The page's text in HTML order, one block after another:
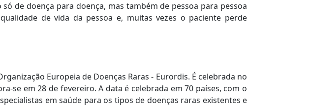
de doença para doença, mas também de pessoa para pessoa
de vida da pessoa e, muitas vezes o paciente perde
Europeia de Doenças Raras - Eurordis. É celebrada no
se em 28 de fevereiro. A data é celebrada em 70 países, com o
em saúde para os tipos de doenças raras existentes e